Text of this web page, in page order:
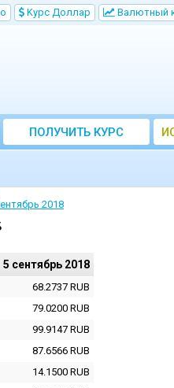
Kурс Доллар Bалютный
ПОЛУЧИТЬ КУРС
ВАЛЮТ ЦБ
2018
5 сентябрь 2018
68.2737 RUB
79.0200 RUB
99.9147 RUB
87.6566 RUB
14.1500 RUB